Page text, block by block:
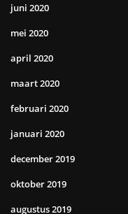
juni 2020
mei 2020
april 2020
maart 2020
februari 2020
januari 2020
december 2019
oktober 2019
augustus 2019